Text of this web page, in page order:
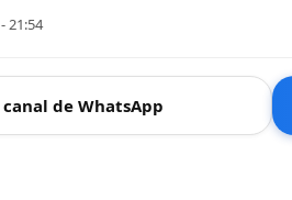
21:54
de WhatsApp